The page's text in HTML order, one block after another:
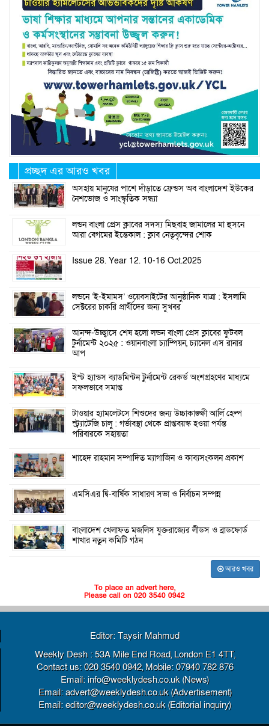
প্রচ্ছদ এর আরও খবর
অসহায় মানুষের পাশে দাঁড়াতে ফ্রেন্ডস অব বাংলাদেশ ইউকের
নৈশভোজ ও সাংস্কৃতিক সন্ধ্যা
লন্ডন বাংলা প্রেস ক্লাবের সদস্য মিছবাহ জামালের মা হুসনে
আরা বেগমের ইন্তেকাল : ক্লাব নেতৃবৃন্দের শোক
Issue 28. Year 12. 10-16 Oct.2025
লন্ডনে ‘ই-ইমামস’ ওয়েবসাইটের আনুষ্ঠানিক যাত্রা : ইসলামি
সেক্টরের চাকরি প্রার্থীদের জন্য সুখবর
আনন্দ-উচ্ছ্বাসে শেষ হলো লন্ডন বাংলা প্রেস ক্লাবের ফুটবল
টুর্নামেন্ট ২০২৫ : ওয়ানবাংলা চ্যাম্পিয়ন, চ্যানেল এস রানার
আপ
ইস্ট হ্যান্ডস ব্যাডমিন্টন টুর্নামেন্ট রেকর্ড অংশগ্রহণের মাধ্যমে
সফলভাবে সমাপ্ত
টাওয়ার হ্যামলেটসে শিশুদের জন্য উচ্চাকাঙ্ক্ষী আর্লি হেল্প
স্ট্র্যাটেজি চালু : গর্ভাবস্থা থেকে প্রাপ্তবয়স্ক হওয়া পর্যন্ত
পরিবারকে সহায়তা
শাহেদ রাহমান সম্পাদিত ম্যাগাজিন ও কাব্যসংকলন প্রকাশ
এমসিএর দ্বি-বার্ষিক সাধারণ সভা ও নির্বাচন সম্পন্ন
বাংলাদেশ খেলাফত মজলিস যুক্তরাজ্যের লীডস ও ব্রাডফোর্ড
শাখার নতুন কমিটি গঠন
আরও খবর
To place an advert here,
Please call on 020 3540 0942
Editor: Taysir Mahmud
Weekly Desh : 53A Mile End Road, London E1 4TT,
Contact us: 020 3540 0942, Mobile: 07940 782 876
Email: info@weeklydesh.co.uk (News)
Email: advert@weeklydesh.co.uk (Advertisement)
Email: editor@weeklydesh.co.uk (Editorial inquiry)